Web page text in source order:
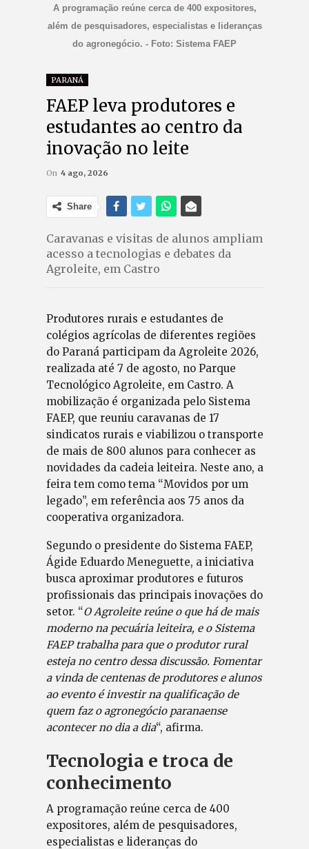
A programação reúne cerca de 400 expositores,
além de pesquisadores, especialistas e lideranças
do agronegócio. - Foto: Sistema FAEP
PARANÁ
FAEP leva produtores e
estudantes ao centro da
inovação no leite
On 4 ago, 2026
Share
Caravanas e visitas de alunos ampliam
acesso a tecnologias e debates da
Agroleite, em Castro
Produtores rurais e estudantes de
colégios agrícolas de diferentes regiões
do Paraná participam da Agroleite 2026,
realizada até 7 de agosto, no Parque
Tecnológico Agroleite, em Castro. A
mobilização é organizada pelo Sistema
FAEP, que reuniu caravanas de 17
sindicatos rurais e viabilizou o transporte
de mais de 800 alunos para conhecer as
novidades da cadeia leiteira. Neste ano, a
feira tem como tema “Movidos por um
legado”, em referência aos 75 anos da
cooperativa organizadora.
Segundo o presidente do Sistema FAEP,
Ágide Eduardo Meneguette, a iniciativa
busca aproximar produtores e futuros
profissionais das principais inovações do
setor. “O Agroleite reúne o que há de mais
moderno na pecuária leiteira, e o Sistema
FAEP trabalha para que o produtor rural
esteja no centro dessa discussão. Fomentar
a vinda de centenas de produtores e alunos
ao evento é investir na qualificação de
quem faz o agronegócio paranaense
acontecer no dia a dia“, afirma.
Tecnologia e troca de
conhecimento
A programação reúne cerca de 400
expositores, além de pesquisadores,
especialistas e lideranças do